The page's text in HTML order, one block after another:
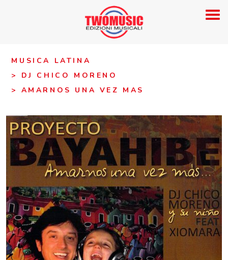
MUSICA LATINA
> DJ CHICO MORENO
> AMARNOS UNA VEZ MAS